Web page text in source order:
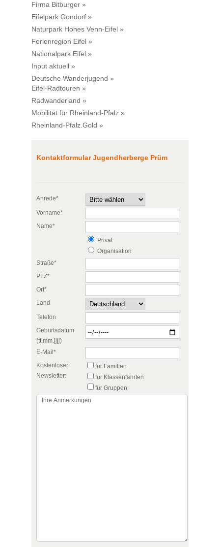
Firma Bitburger »
Eifelpark Gondorf »
Naturpark Hohes Venn-Eifel »
Ferienregion Eifel »
Nationalpark Eifel »
Input aktuell »
Deutsche Wanderjugend »
Eifel-Radtouren »
Radwanderland »
Mobilität für Rheinland-Pfalz »
Rheinland-Pfalz.Gold »
Kontaktformular Jugendherberge Prüm
Anrede*
Vorname*
Name*
Privat
Organisation
Straße*
PLZ*
Ort*
Land
Telefon
Geburtsdatum
(tt.mm.jjjj)
E-Mail*
Kostenloser
Newsletter:
für Familien
für Klassenfahrten
für Gruppen